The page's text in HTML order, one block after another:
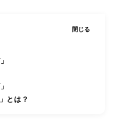
閉じる
とは？